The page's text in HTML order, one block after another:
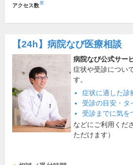
アクセス数※
【24h】 病院なび医療相談
病院なび公式サー
症状や受診につい
す。
症状に適した診
受診の目安・タ
受診までに気を
などにご利用くだ
ただけます）